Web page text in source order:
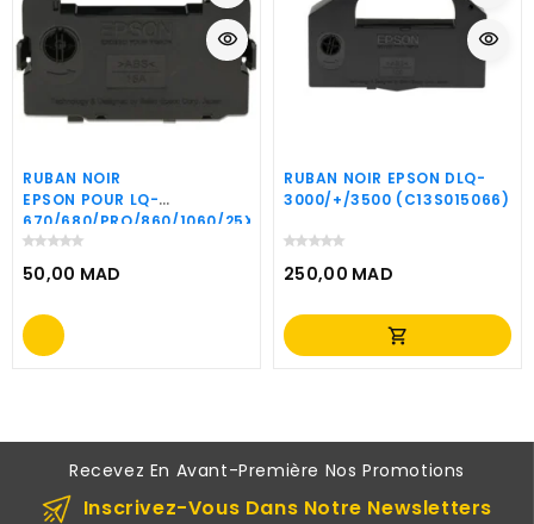
RUBAN NOIR
EPSON POUR LQ-
670/680/PRO/860/1060/25XX
(C13S015262)
50,00 MAD
Prix
visibility
RUBAN NOIR EPSON DLQ-
3000/+/3500 (C13S015066)
250,00 MAD
Prix
shopping_cart
visibility
Recevez En Avant-Première Nos Promotions
Inscrivez-Vous Dans Notre Newsletters